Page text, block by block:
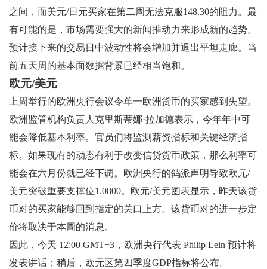
之间，而美元/日元买家在第二周无法克服148.30的阻力。最
有可能的是，市场需要强大的新闻推动力来形成新的趋势。
预计接下来的交易日中波动性将会增加并退出平坦走廊。当
前五天周的基本面数据背景已经相当饱和。
欧元/美元
上周举行的欧洲央行会议令单一欧洲货币的买家感到失望。
欧洲监管机构负责人克里斯蒂娜·拉加德表示，今年年中可
能会降低基本利率。官员们将监测薪资指标和关键经济指
标。如果现有的动态有利于改变信贷货币政策，那么利率可
能会在六月份就已经下调。欧洲央行的鸽派声明导致欧元/
美元突破重要支撑位1.0800。欧元/美元图表显示，昨天该货
币对的买家能够回到指定的关口上方。该货币对的进一步定
价将取决于本周的消息。
因此，今天 12:00 GMT+3，欧洲央行代表 Philip Lein 预计将
发表讲话；稍后，欧元区第四季度GDP指标将公布。